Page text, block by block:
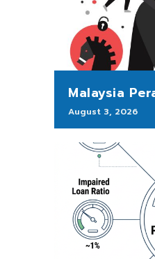
Malaysia
August 3, 2026